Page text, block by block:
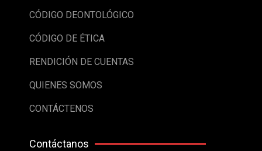
CÓDIGO DEONTOLÓGICO
CÓDIGO DE ÉTICA
RENDICIÓN DE CUENTAS
QUIENES SOMOS
CONTÁCTENOS
Contáctanos